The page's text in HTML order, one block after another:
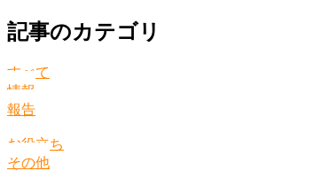
記事のカテゴリ
すべて
情報
報告
お役立ち
その他